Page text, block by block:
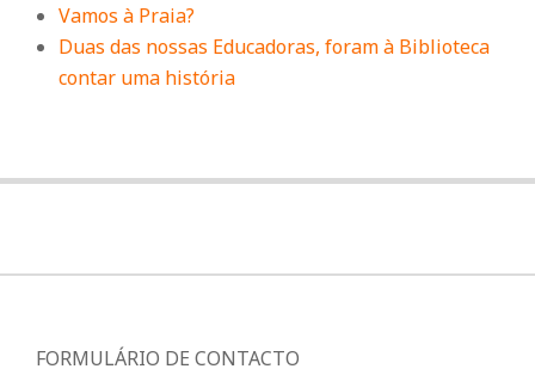
Vamos à Praia?
Duas das nossas Educadoras, foram à Biblioteca
contar uma história
FORMULÁRIO DE CONTACTO